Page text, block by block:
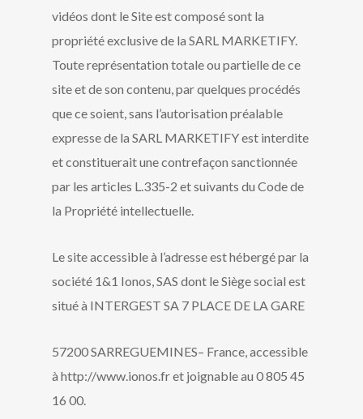
vidéos dont le Site est composé sont la
propriété exclusive de la SARL MARKETIFY.
Toute représentation totale ou partielle de ce
site et de son contenu, par quelques procédés
que ce soient, sans l’autorisation préalable
expresse de la SARL MARKETIFY est interdite
et constituerait une contrefaçon sanctionnée
par les articles L.335-2 et suivants du Code de
la Propriété intellectuelle.
Le site accessible à l’adresse est hébergé par la
société 1&1 Ionos, SAS dont le Siège social est
situé à INTERGEST SA 7 PLACE DE LA GARE
57200 SARREGUEMINES– France, accessible
à http://www.ionos.fr et joignable au 0 805 45
16 00.